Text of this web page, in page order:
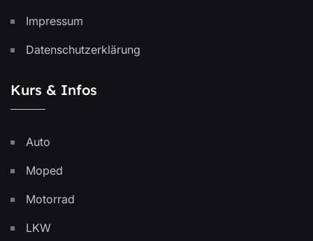
Impressum
Datenschutzerklärung
Kurs & Infos
Auto
Moped
Motorrad
LKW